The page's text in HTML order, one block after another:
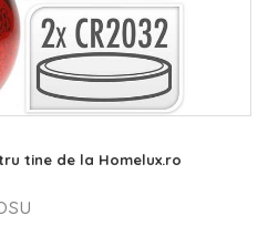
tine de la Homelux.ro